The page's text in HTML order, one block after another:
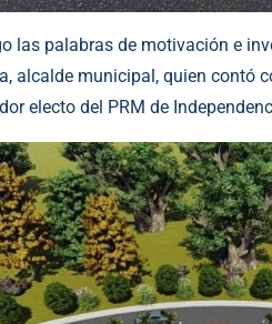
las palabras de motivación e
alcalde municipal, quien contó
electo del PRM de